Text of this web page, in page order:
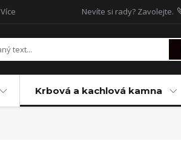
Více Nevíte si rady? Zavolejte.
Krbová a kachlová kamna